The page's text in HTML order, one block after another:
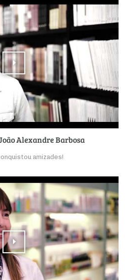
Alexandre Barbosa
amizades!